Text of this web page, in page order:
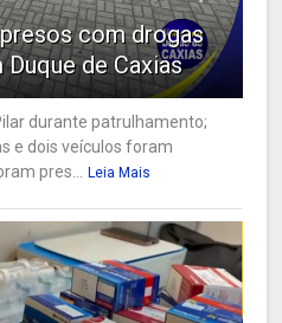
com drogas
de Caxias
durante patrulhamento;
e dois veículos foram
pres...
Leia Mais